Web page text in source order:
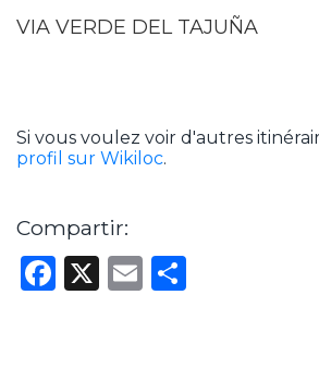
VIA VERDE DEL TAJUÑA
Si vous voulez voir d'autres
profil sur Wikiloc.
Compartir:
Facebook
X Email